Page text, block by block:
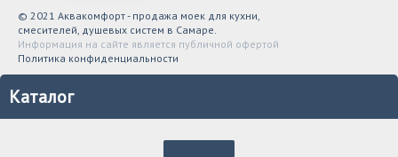
© 2021 Аквакомфорт - продажа моек для кухни,
смесителей, душевых систем в Самаре.
Информация на сайте является публичной офертой
Политика конфиденциальности
Каталог